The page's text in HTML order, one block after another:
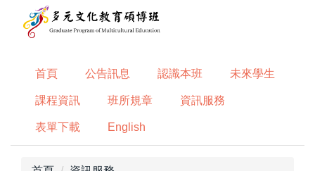
首頁 公告訊息 認識本班 未來學生
課程資訊 班所規章 資訊服務
表單下載 English